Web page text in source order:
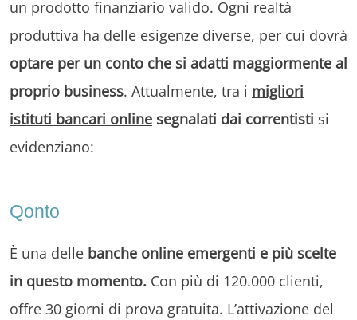
un prodotto finanziario valido. Ogni realtà
produttiva ha delle esigenze diverse, per cui dovrà
optare per un conto che si adatti maggiormente al
proprio business. Attualmente, tra i migliori
istituti bancari online segnalati dai correntisti si
evidenziano:
Qonto
È una delle banche online emergenti e più scelte
in questo momento. Con più di 120.000 clienti,
offre 30 giorni di prova gratuita. L’attivazione del